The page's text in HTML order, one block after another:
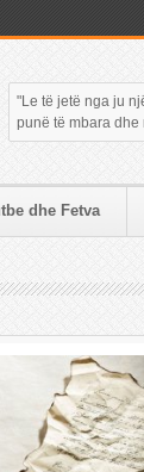
"Le të jetë nga ju
punë të mbara dhe
dhe Fetva